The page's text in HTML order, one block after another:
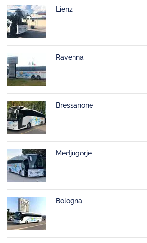
Lienz
Ravenna
Bressanone
Medjugorje
Bologna